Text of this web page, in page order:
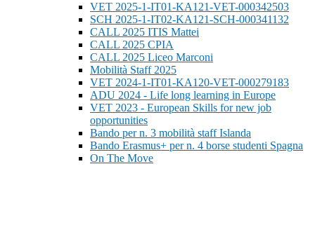
VET 2025-1-IT01-KA121-VET-000342503
SCH 2025-1-IT02-KA121-SCH-000341132
CALL 2025 ITIS Mattei
CALL 2025 CPIA
CALL 2025 Liceo Marconi
Mobilità Staff 2025
VET 2024-1-IT01-KA120-VET-000279183
ADU 2024 - Life long learning in Europe
VET 2023 - European Skills for new job
opportunities
Bando per n. 3 mobilità staff Islanda
Bando Erasmus+ per n. 4 borse studenti Spagna
On The Move